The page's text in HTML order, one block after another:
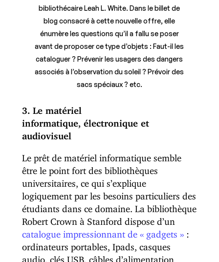
bibliothécaire Leah L. White. Dans le billet de
blog consacré à cette nouvelle offre, elle
énumère les questions qu’il a fallu se poser
avant de proposer ce type d’objets : Faut-il les
cataloguer ? Prévenir les usagers des dangers
associés à l’observation du soleil ? Prévoir des
sacs spéciaux ? etc.
3. Le matériel
informatique, électronique et
audiovisuel
Le prêt de matériel informatique semble
être le point fort des bibliothèques
universitaires, ce qui s’explique
logiquement par les besoins particuliers des
étudiants dans ce domaine. La bibliothèque
Robert Crown à Stanford dispose d’un
catalogue impressionnant de « gadgets »
:
ordinateurs portables, Ipads, casques
audio, clés USB, câbles d’alimentation